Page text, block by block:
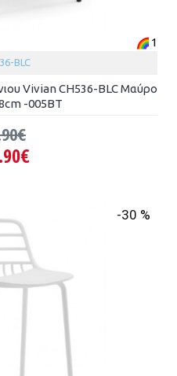
1
BLC
Vivian CH536-BLC Μαύρο
-005ΒΤ
-30 %